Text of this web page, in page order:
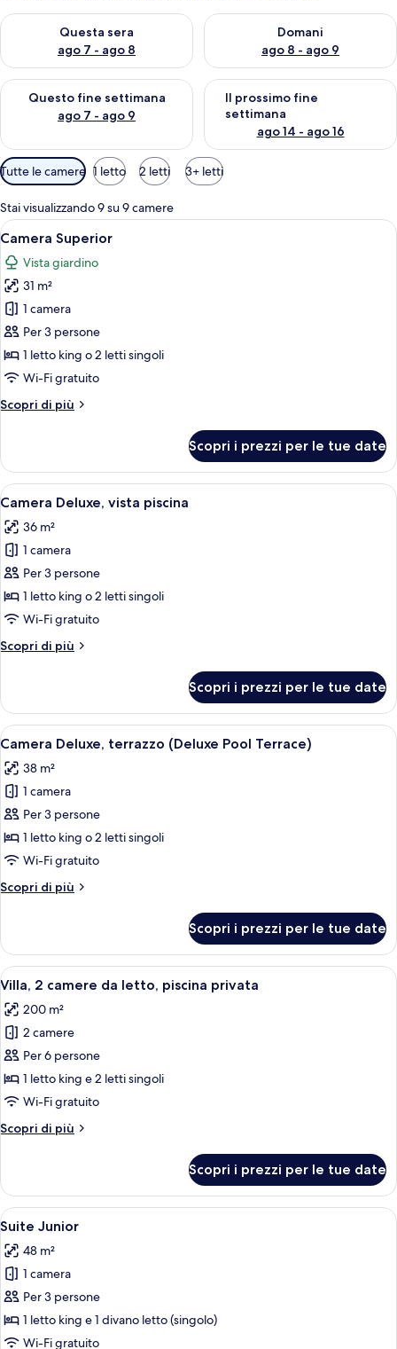
Questa sera
ago 7 - ago 8
Verifica la disponibilità per questa sera, ago 7 - ago 8
Domani
ago 8 - ago 9
Verifica la disponibilità per
Questo fine settimana
ago 7 - ago 9
Verifica la disponibilità per questo fine settimana, ago 7 - ago
Il prossimo fine
settimana
ago 14 - ago 16
Verifica la disponibilità per il
Filtri
disponibili
per
le
camere
Tutte le camere 1 letto 2 letti 3+ letti
Stai visualizzando 9 su 9 camere
Apri
tutte
le
foto
per
Camera
Superior
Una camera d'albergo con un letto
6
Camera Superior
Vista giardino
31 m²
1 camera
Per 3 persone
1 letto king o 2 letti singoli
Wi-Fi gratuito
Scopri di più
Altri
Superior
Scopri i prezzi per le tue date
Apri
tutte
le
foto
per
Camera
Deluxe,
piscina
Camera d'albergo con un letto
6
Camera Deluxe, vista piscina
36 m²
1 camera
Per 3 persone
1 letto king o 2 letti singoli
Wi-Fi gratuito
Scopri di più
Altri
Deluxe,
vista
piscina
Scopri i prezzi per le tue date
Apri
tutte
le
foto
per
Camera
Deluxe,
(Deluxe
Camera d'hotel con un letto grande,
6
Camera Deluxe, terrazzo (Deluxe Pool Terrace)
38 m²
1 camera
Per 3 persone
1 letto king o 2 letti singoli
Wi-Fi gratuito
Scopri di più
Altri
Deluxe,
terrazzo
(Deluxe
Terrace)
Scopri i prezzi per le tue date
Apri
tutte
le
foto
per
Villa,
2
da
privata
Una casa moderna con piscina, un
17
Villa, 2 camere da letto, piscina privata
200 m²
2 camere
Per 6 persone
1 letto king e 2 letti singoli
Wi-Fi gratuito
Scopri di più
Altri
2
camere
da
piscina
privata
Scopri i prezzi per le tue date
Apri
tutte
le
foto
per
Suite
Junior
Camera d'albergo con un letto
7
Suite Junior
48 m²
1 camera
Per 3 persone
1 letto king e 1 divano letto (singolo)
Wi-Fi gratuito